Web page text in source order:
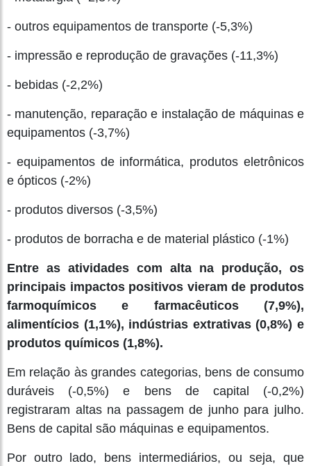
- outros equipamentos de transporte (-5,3%)
- impressão e reprodução de gravações (-11,3%)
- bebidas (-2,2%)
- manutenção, reparação e instalação de máquinas e
equipamentos (-3,7%)
- equipamentos de informática, produtos eletrônicos
e ópticos (-2%)
- produtos diversos (-3,5%)
- produtos de borracha e de material plástico (-1%)
Entre as atividades com alta na produção, os
principais impactos positivos vieram de produtos
farmoquímicos e farmacêuticos (7,9%),
alimentícios (1,1%), indústrias extrativas (0,8%) e
produtos químicos (1,8%).
Em relação às grandes categorias, bens de consumo
duráveis (-0,5%) e bens de capital (-0,2%)
registraram altas na passagem de junho para julho.
Bens de capital são máquinas e equipamentos.
Por outro lado, bens intermediários, ou seja, que